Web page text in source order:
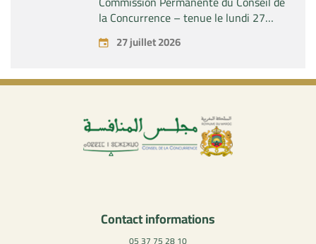
la Concurrence – tenue le lundi 27
juillet 2026
27 juillet 2026
Contact informations
05 37 75 28 10